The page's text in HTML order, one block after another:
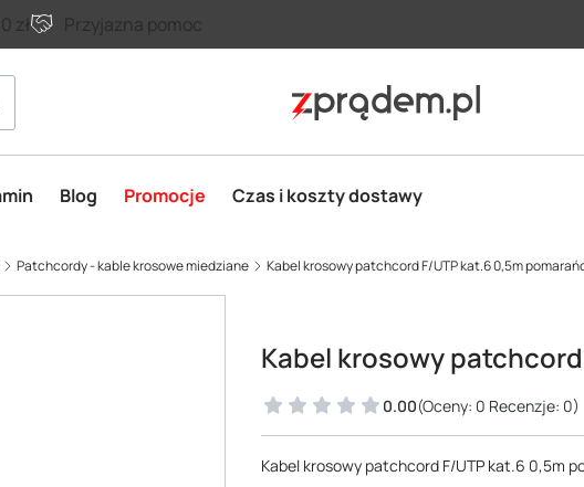
zł Przyjazna pomoc
Blog Promocje Czas i koszty dostawy
Patchcordy - kable krosowe miedziane Kabel krosowy patchcord F/UTP kat.6 0,5m
Kabel krosowy
0.00(Oceny: 0 Recenzje: 0)
Kabel krosowy patchcord F/UTP kat.6 0,5m